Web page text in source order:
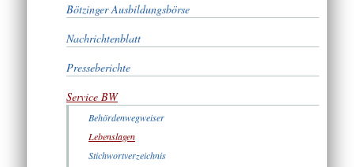
Bötzinger Ausbildungsbörse
Nachrichtenblatt
Presseberichte
Service BW
Behördenwegweiser
Lebenslagen
Stichwortverzeichnis